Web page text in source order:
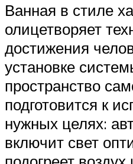
Ванная в стиле
олицетворяет
достижения
установке
пространство
подготовится к
нужных целях:
включит свет